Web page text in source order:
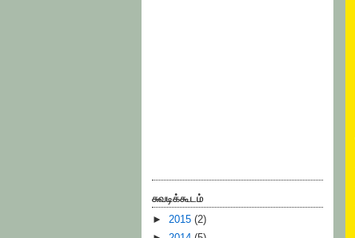
சுவடிக்கூடம்
► 2015 (2)